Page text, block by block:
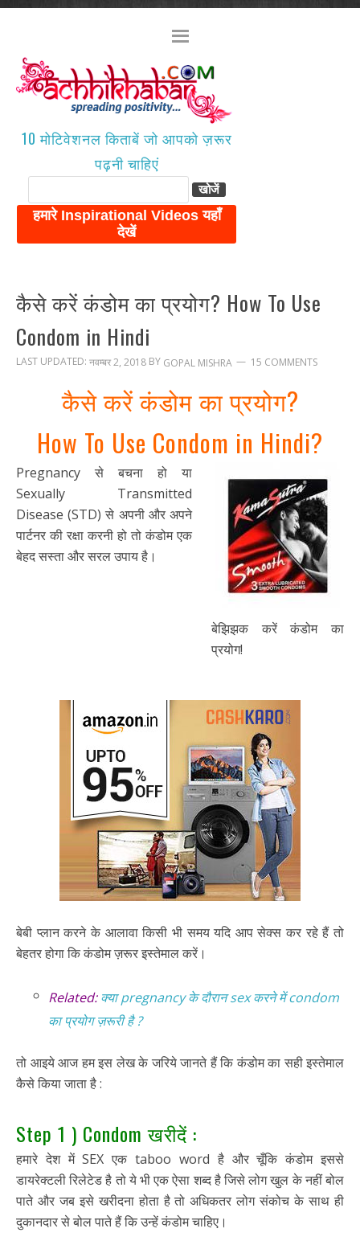
10 मोटिवेशनल किताबें जो आपको ज़रूर
पढ़नी चाहिएं
कैसे करें कंडोम का प्रयोग? How To Use
Condom in Hindi
LAST UPDATED: नवम्बर 2, 2018 BY GOPAL MISHRA 15 COMMENTS
कैसे करें कंडोम का प्रयोग?
How To Use Condom in Hindi?
बेझिझक करें कंडोम का
प्रयोग!
Pregnancy से बचना हो या
Sexually Transmitted
Disease (STD) से अपनी और अपने
पार्टनर की रक्षा करनी हो तो कंडोम एक
बेहद सस्ता और सरल उपाय है।
बेबी प्लान करने के आलावा किसी भी समय यदि आप सेक्स कर रहे हैं तो
बेहतर होगा कि कंडोम ज़रूर इस्तेमाल करें।
Related: क्या pregnancy के दौरान sex करने में condom
का प्रयोग ज़रूरी है ?
तो आइये आज हम इस लेख के जरिये जानते हैं कि कंडोम का सही इस्तेमाल
कैसे किया जाता है :
Step 1 ) Condom खरीदें :
हमारे देश में SEX एक taboo word है और चूँकि कंडोम इससे
डायरेक्टली रिलेटेड है तो ये भी एक ऐसा शब्द है जिसे लोग खुल के नहीं बोल
पाते और जब इसे खरीदना होता है तो अधिकतर लोग संकोच के साथ ही
दुकानदार से बोल पाते हैं कि उन्हें कंडोम चाहिए।